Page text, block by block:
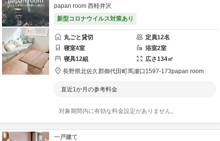
papan room 西軽井沢
新型コロナウイルス対策あり
丸ごと貸切 定員12名
寝室4室 浴室2室
寝具12組 広さ134㎡
長野県北佐久郡御代田町馬瀬口1597-173papan room
直近1か月の参考料金
対象期間内に有効な料金設定がありません。
一戸建て